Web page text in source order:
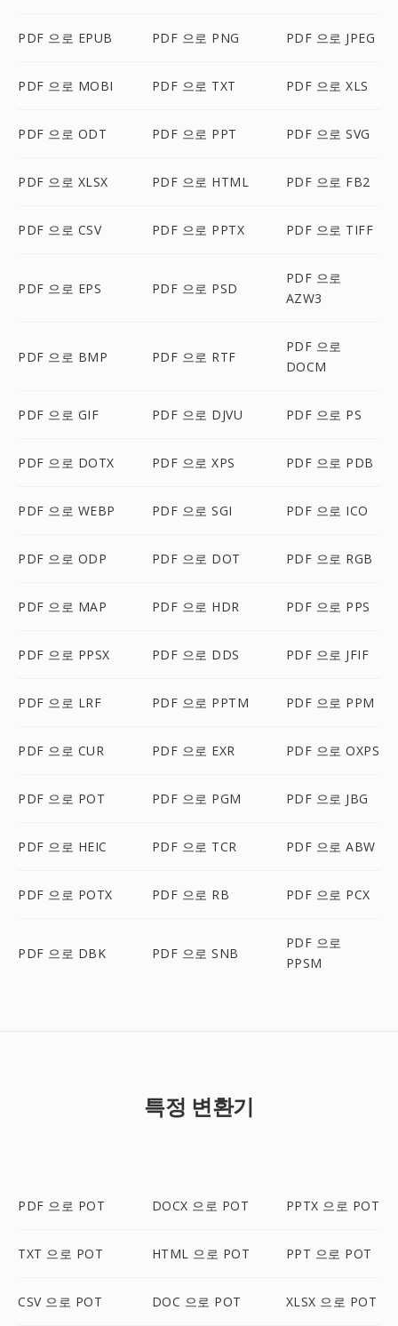
PDF 으로 EPUB PDF 으로 PNG PDF 으로 JPEG
PDF 으로 MOBI PDF 으로 TXT PDF 으로 XLS
PDF 으로 ODT PDF 으로 PPT PDF 으로 SVG
PDF 으로 XLSX PDF 으로 HTML PDF 으로 FB2
PDF 으로 CSV PDF 으로 PPTX PDF 으로 TIFF
PDF 으로 EPS PDF 으로 PSD
PDF 으로
AZW3
PDF 으로 BMP PDF 으로 RTF
PDF 으로
DOCM
PDF 으로 GIF PDF 으로 DJVU PDF 으로 PS
PDF 으로 DOTX PDF 으로 XPS PDF 으로 PDB
PDF 으로 WEBP PDF 으로 SGI PDF 으로 ICO
PDF 으로 ODP PDF 으로 DOT PDF 으로 RGB
PDF 으로 MAP PDF 으로 HDR PDF 으로 PPS
PDF 으로 PPSX PDF 으로 DDS PDF 으로 JFIF
PDF 으로 LRF PDF 으로 PPTM PDF 으로 PPM
PDF 으로 CUR PDF 으로 EXR PDF 으로 OXPS
PDF 으로 POT PDF 으로 PGM PDF 으로 JBG
PDF 으로 HEIC PDF 으로 TCR PDF 으로 ABW
PDF 으로 POTX PDF 으로 RB PDF 으로 PCX
PDF 으로 DBK PDF 으로 SNB
PDF 으로
PPSM
특정 변환기
PDF 으로 POT DOCX 으로 POT PPTX 으로 POT
TXT 으로 POT HTML 으로 POT PPT 으로 POT
CSV 으로 POT DOC 으로 POT XLSX 으로 POT